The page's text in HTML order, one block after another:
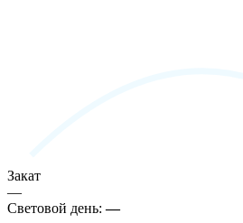
Закат
—
Световой день:—